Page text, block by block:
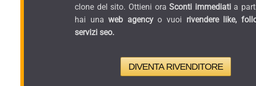
clone del sito. Ottieni oraSconti immediati a
hai una web agencyo vuoi rivendere like,
servizi seo.
DIVENTA RIVENDITORE